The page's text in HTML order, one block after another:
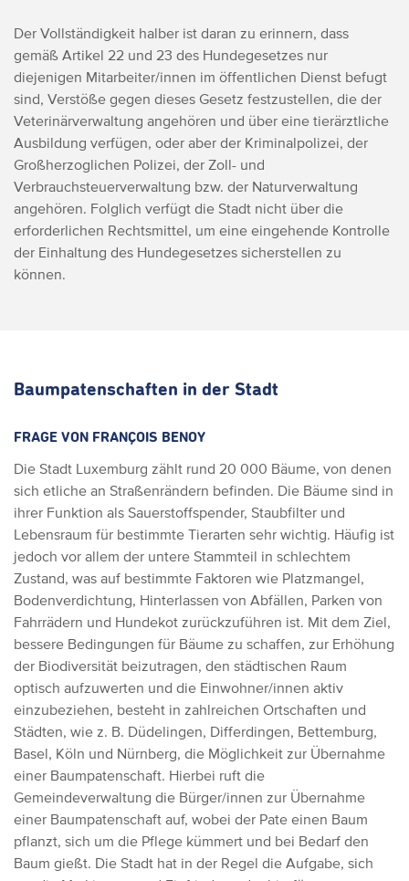
Der Vollständigkeit halber ist daran zu erinnern, dass
gemäß Artikel 22 und 23 des Hundegesetzes nur
diejenigen Mitarbeiter/innen im öffentlichen Dienst befugt
sind, Verstöße gegen dieses Gesetz festzustellen, die der
Veterinärverwaltung angehören und über eine tierärztliche
Ausbildung verfügen, oder aber der Kriminalpolizei, der
Großherzoglichen Polizei, der Zoll- und
Verbrauchsteuerverwaltung bzw. der Naturverwaltung
angehören. Folglich verfügt die Stadt nicht über die
erforderlichen Rechtsmittel, um eine eingehende Kontrolle
der Einhaltung des Hundegesetzes sicherstellen zu
können.
Baumpatenschaften in der Stadt
FRAGE VON FRANÇOIS BENOY
Die Stadt Luxemburg zählt rund 20 000 Bäume, von denen
sich etliche an Straßenrändern befinden. Die Bäume sind in
ihrer Funktion als Sauerstoffspender, Staubfilter und
Lebensraum für bestimmte Tierarten sehr wichtig. Häufig ist
jedoch vor allem der untere Stammteil in schlechtem
Zustand, was auf bestimmte Faktoren wie Platzmangel,
Bodenverdichtung, Hinterlassen von Abfällen, Parken von
Fahrrädern und Hundekot zurückzuführen ist. Mit dem Ziel,
bessere Bedingungen für Bäume zu schaffen, zur Erhöhung
der Biodiversität beizutragen, den städtischen Raum
optisch aufzuwerten und die Einwohner/innen aktiv
einzubeziehen, besteht in zahlreichen Ortschaften und
Städten, wie z. B. Düdelingen, Differdingen, Bettemburg,
Basel, Köln und Nürnberg, die Möglichkeit zur Übernahme
einer Baumpatenschaft. Hierbei ruft die
Gemeindeverwaltung die Bürger/innen zur Übernahme
einer Baumpatenschaft auf, wobei der Pate einen Baum
pflanzt, sich um die Pflege kümmert und bei Bedarf den
Baum gießt. Die Stadt hat in der Regel die Aufgabe, sich